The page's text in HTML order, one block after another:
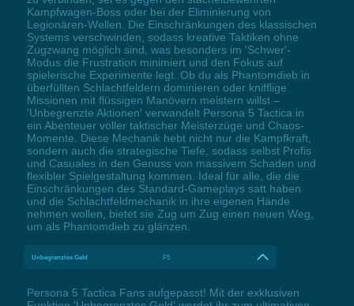
Kampfwagen-Boss oder bei der Eliminierung von
Legionären-Wellen. Die Einschränkungen des klassischen
Systems verschwinden, sodass kreative Taktiken ohne
Zugzwang möglich sind, was besonders im 'Schwer'-
Modus die Frustration minimiert und den Fokus auf
spielerische Experimente legt. Ob du als Phantomdieb in
überfüllten Schlachtfeldern dominieren oder knifflige
Missionen mit flüssigen Manövern meistern willst –
'Unbegrenzte Aktionen' verwandelt Persona 5 Tactica in
ein Abenteuer voller taktischer Meisterzüge und Chaos-
Momente. Diese Mechanik hebt nicht nur die Kampfkraft,
sondern auch die strategische Tiefe, sodass selbst Profis
und Casuales in den Genuss von massivem Schaden und
flexibler Spielgestaltung kommen. Ideal für alle, die die
Einschränkungen des Standard-Gameplays satt haben
und die Schlachtfeldmechanik in ihre eigenen Hände
nehmen wollen, bietet sie Zug um Zug einen neuen Weg,
um als Phantomdieb zu glänzen.
Unbegrenztes Geld F5
Persona 5 Tactica Fans aufgepasst! Mit der exklusiven